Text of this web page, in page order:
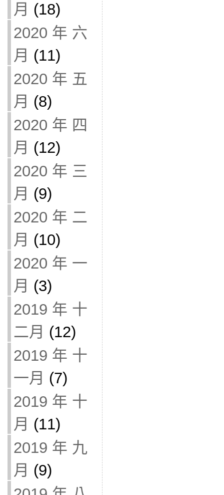
月 (18)
2020 年 六
月 (11)
2020 年 五
月 (8)
2020 年 四
月 (12)
2020 年 三
月 (9)
2020 年 二
月 (10)
2020 年 一
月 (3)
2019 年 十
二月 (12)
2019 年 十
一月 (7)
2019 年 十
月 (11)
2019 年 九
月 (9)